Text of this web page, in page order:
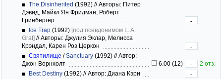
The Disinherited (1992) //Авторы: Питер
Дэвид, Майкл Ян Фридман, Роберт
Гринбергер
-
Ice Trap (1992) [под псевдонимом L. A.
Graf] //Авторы: Джулия Эклар, Мелисса
Крэндал, Карен Роз Церкон
-
Святилище /Sanctuary (1992) //Автор:
Джон Ворнхолт
6.00 (12) -
2 отз.
Best Destiny (1992) //Автор: Диана Кэри
-